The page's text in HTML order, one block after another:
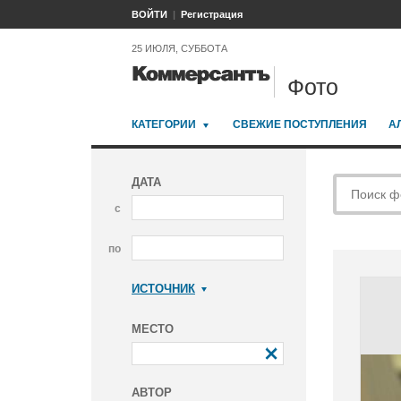
ВОЙТИ Регистрация
25 ИЮЛЯ, СУББОТА
Фото
КАТЕГОРИИ СВЕЖИЕ ПОСТУПЛЕНИЯ
ДАТА
с
по
ИСТОЧНИК
МЕСТО
АВТОР